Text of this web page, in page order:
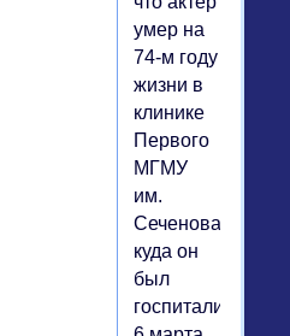
умер на
74-м году
жизни в
клинике
Первого
МГМУ
им.
Сеченова,
куда он
был